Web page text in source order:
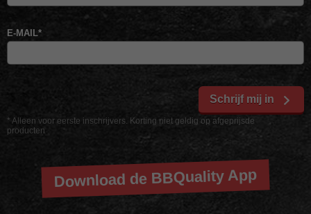
* Alleen voor eerste inschrijvers. Korting niet geldig op afgeprijsde
producten
E-MAIL*
Schrijf mij in
Download de BBQuality App